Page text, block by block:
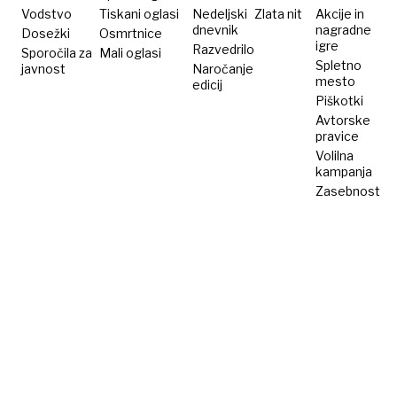
zdravniku
Vodstvo
Dosežki
Sporočila za
javnost
Tiskani oglasi
Osmrtnice
Mali oglasi
Nedeljski
dnevnik
Razvedrilo
Naročanje
edicij
Zlata nit
Akcije in
nagradne
igre
Spletno
mesto
Piškotki
Avtorske
pravice
Volilna
kampanja
Zasebnost